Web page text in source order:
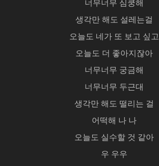
너무너무 심쿵해
생각만 해도 설레는걸
오늘도 네가 또 보고 싶고
오늘도 더 좋아지잖아
너무너무 궁금해
너무너무 두근대
생각만 해도 떨리는 걸
어떡해 나 나
오늘도 실수할 것 같아
우 우우